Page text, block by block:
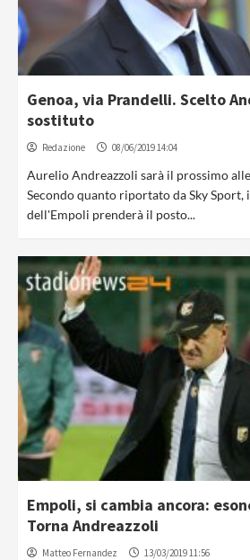
Genoa, via Prandelli. Scelto
sostituto
Redazione 08/06/2019 14:04
Aurelio Andreazzoli sarà il prossimo
Secondo quanto riportato da Sky
dell'Empoli prenderà il posto...
Empoli, si cambia ancora:
Torna Andreazzoli
Matteo Fernandez 13/03/2019 11:56